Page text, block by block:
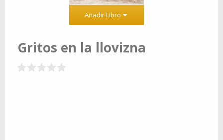
Añadir Libro
Gritos en la llovizna